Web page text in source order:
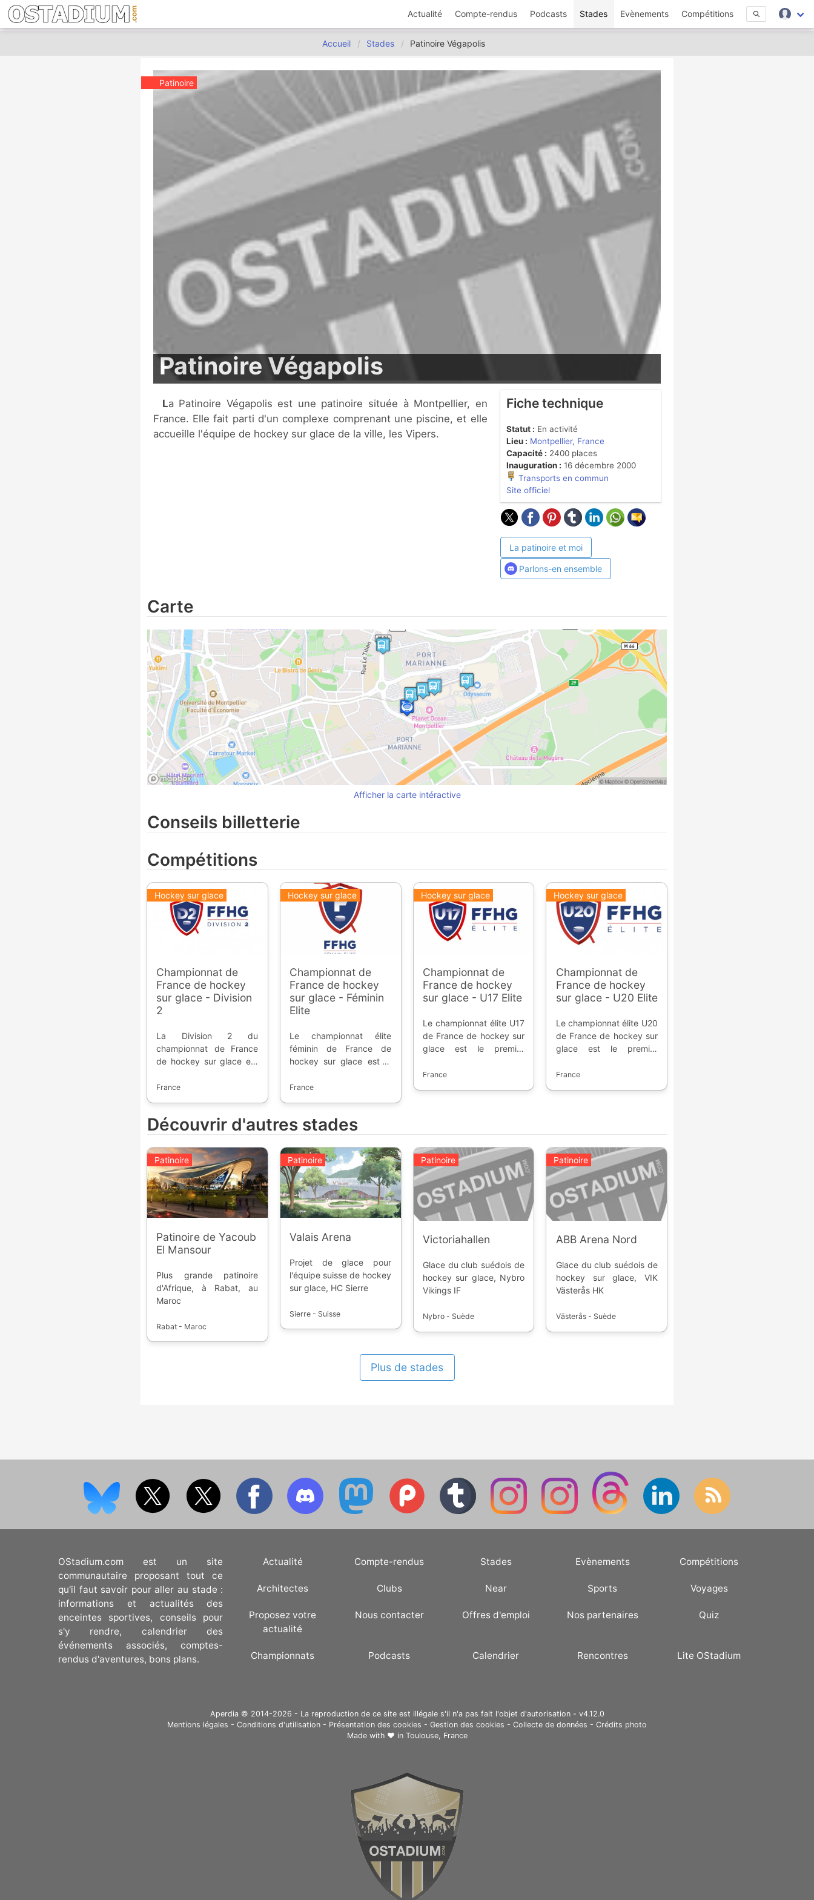
Actualité Compte-rendus Podcasts Stades Evènements Compétitions
Accueil Stades Patinoire Végapolis
Patinoire
Patinoire Végapolis
La Patinoire Végapolis est une patinoire située à Montpellier, en
France. Elle fait parti d'un complexe comprenant une piscine, et elle
accueille l'équipe de hockey sur glace de la ville, les Vipers.
Fiche technique
Statut : En activité
Lieu : Montpellier, France
Capacité : 2400 places
Inauguration : 16 décembre 2000
Transports en commun
Site officiel
La patinoire et moi
Parlons-en ensemble
Carte
Afficher la carte intéractive
Conseils billetterie
Compétitions
Hockey sur glace
Championnat de
France de hockey
sur glace - Division
2
La Division 2 du
championnat de France
de hockey sur glace est
hexagonal. C'est une
sportivement à la Division
1. Elle a été créée en
1973 et réunit des
équipes amateurs.
France
Hockey sur glace
Championnat de
France de hockey
sur glace - Féminin
Elite
Le championnat élite
féminin de France de
hockey sur glace est le
hexagonal. C'est une
joueuses de la France.
France
Hockey sur glace
Championnat de
France de hockey
sur glace - U17 Elite
Le championnat élite U17
de France de hockey sur
glace est le premier
les joueurs évoluant en
France
Hockey sur glace
Championnat de
France de hockey
sur glace - U20 Elite
Le championnat élite U20
de France de hockey sur
glace est le premier
les joueurs évoluant en
France
Découvrir d'autres stades
Patinoire
Patinoire de Yacoub
El Mansour
Plus grande patinoire
d'Afrique, à Rabat, au
Maroc
Rabat - Maroc
Patinoire
Valais Arena
Projet de glace pour
l'équipe suisse de hockey
sur glace, HC Sierre
Sierre - Suisse
Patinoire
Victoriahallen
Glace du club suédois de
hockey sur glace, Nybro
Vikings IF
Nybro - Suède
Patinoire
ABB Arena Nord
Glace du club suédois de
hockey sur glace, VIK
Västerås HK
Västerås - Suède
Plus de stades
OStadium.com est un site
communautaire proposant tout ce
qu'il faut savoir pour aller au stade :
informations et actualités des
enceintes sportives, conseils pour
s'y rendre, calendrier des
événements associés, comptes-
rendus d'aventures, bons plans.
Actualité Compte-rendus Stades Evènements Compétitions
Architectes Clubs Near Sports Voyages
Proposez votre
actualité
Nous contacter Offres d'emploi Nos partenaires Quiz
Championnats Podcasts Calendrier Rencontres Lite OStadium
Aperdia © 2014-2026 - La reproduction de ce site est illégale s'il n'a pas fait l'objet d'autorisation - v4.12.0
Mentions légales - Conditions d'utilisation - Présentation des cookies - Gestion des cookies - Collecte de données - Crédits photo
Made with ❤ in Toulouse, France